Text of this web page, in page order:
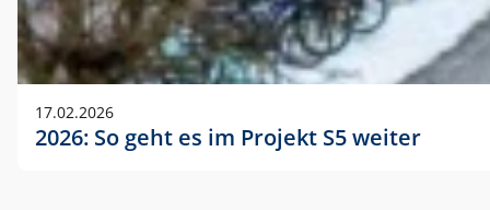
17.02.2026
2026: So geht es im Projekt S5 weiter